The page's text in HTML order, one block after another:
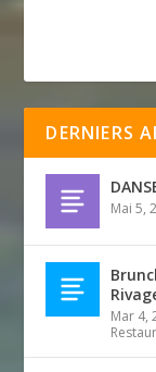
DERNIERS
Mai 5,
Mar 4,